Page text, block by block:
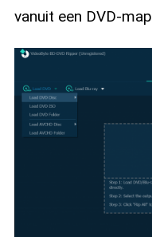
vanuit een DVD-